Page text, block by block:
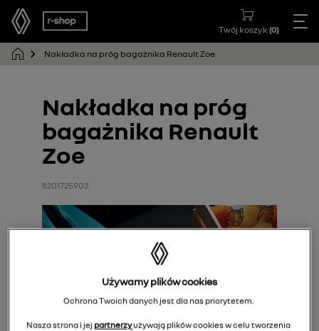
Twój koszyk (0)
Nakładka na próg bagażnika Renault Zoe
Nakładka na próg
bagażnika Renault
Zoe
8201725903
Używamy plików cookies
Ochrona Twoich danych jest dla nas priorytetem.
Nasza strona i jej partnerzyużywają plików cookies w celu tworzenia